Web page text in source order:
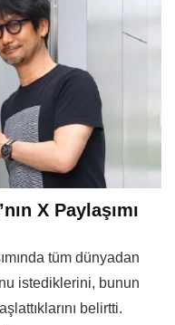
X Paylaşımı
tüm dünyadan
istediklerini, bunun
belirtti.